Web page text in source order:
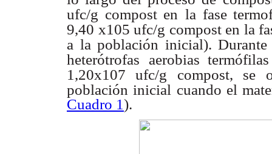
ufc/g compost en la fase
9,40 x105 ufc/g compost en la
a la población inicial). Durante
heterótrofas
aerobias
1,20x107 ufc/g compost, se
población inicial cuando el
Cuadro 1).